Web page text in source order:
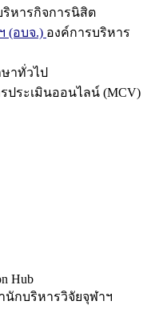
หารกิจการนิสิต
(อบจ.) องค์การบริหาร
าทั่วไป
ประเมินออนไลน์ (MCV)
Hub
นักบริหารวิจัยจุฬาฯ